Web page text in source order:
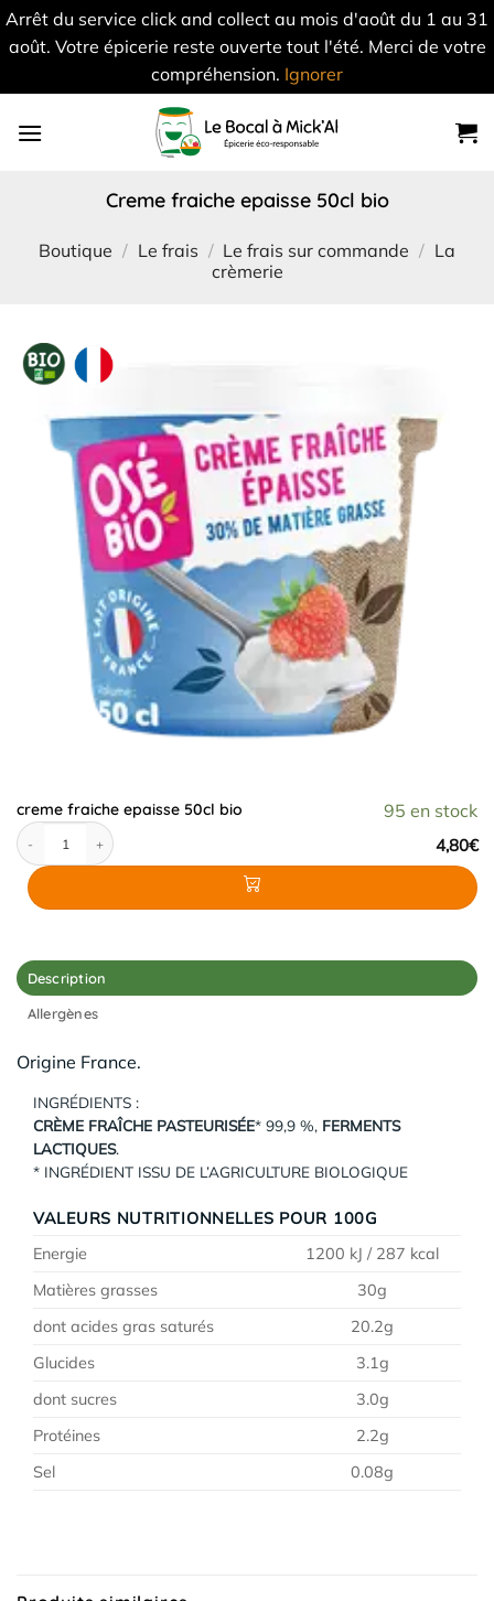
Arrêt du service click and collect au mois d'août du 1 au 31
août. Votre épicerie reste ouverte tout l'été. Merci de votre
compréhension. Ignorer
creme fraiche epaisse 50cl bio
Boutique / Le frais / Le frais sur commande / La
crèmerie
95 en stock
creme fraiche epaisse 50cl bio
4,80€
quantité de creme fraiche epaisse 50cl bio
Description
Allergènes
Origine France.
INGRÉDIENTS :
CRÈME FRAÎCHE PASTEURISÉE* 99,9 %, FERMENTS
LACTIQUES.
* INGRÉDIENT ISSU DE L’AGRICULTURE BIOLOGIQUE
VALEURS NUTRITIONNELLES POUR 100G
Energie
1200 kJ / 287 kcal
Matières grasses
30g
dont acides gras saturés
20.2g
Glucides
3.1g
dont sucres
3.0g
Protéines
2.2g
Sel
0.08g